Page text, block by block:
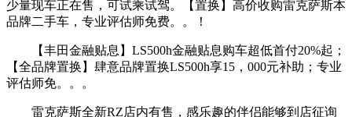
少量现车正在售，可试乘试驾。【置换】高价收购雷克萨斯本
品牌二手车，专业评估师免费。。！
【丰田金融贴息】LS500h金融贴息购车超低首付20%起；
【全品牌置换】肆意品牌置换LS500h享15，000元补助；专业
评估师免。。。
雷克萨斯全新RZ店内有售，感乐趣的伴侣能够到店征询